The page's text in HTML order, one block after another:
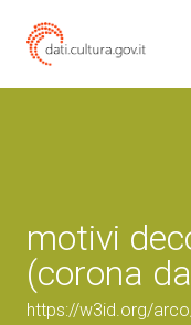
motivi
(corona
https://w3id.org/